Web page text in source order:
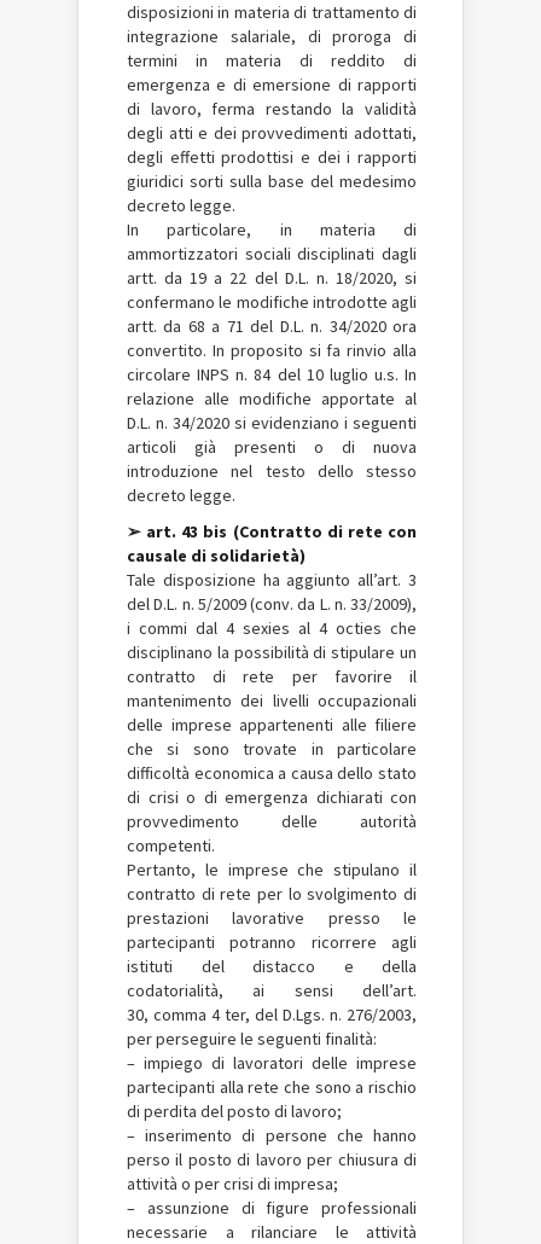
disposizioni in materia di trattamento di
integrazione salariale, di proroga di
termini in materia di reddito di
emergenza e di emersione di rapporti
di lavoro, ferma restando la validità
degli atti e dei provvedimenti adottati,
degli effetti prodottisi e dei i rapporti
giuridici sorti sulla base del medesimo
decreto legge.
In particolare, in materia di
ammortizzatori sociali disciplinati dagli
artt. da 19 a 22 del D.L. n. 18/2020, si
confermano le modifiche introdotte agli
artt. da 68 a 71 del D.L. n. 34/2020 ora
convertito. In proposito si fa rinvio alla
circolare INPS n. 84 del 10 luglio u.s. In
relazione alle modifiche apportate al
D.L. n. 34/2020 si evidenziano i seguenti
articoli già presenti o di nuova
introduzione nel testo dello stesso
decreto legge.
➢ art. 43 bis (Contratto di rete con
causale di solidarietà)
Tale disposizione ha aggiunto all’art. 3
del D.L. n. 5/2009 (conv. da L. n. 33/2009),
i commi dal 4 sexies al 4 octies che
disciplinano la possibilità di stipulare un
contratto di rete per favorire il
mantenimento dei livelli occupazionali
delle imprese appartenenti alle filiere
che si sono trovate in particolare
difficoltà economica a causa dello stato
di crisi o di emergenza dichiarati con
provvedimento delle autorità
competenti.
Pertanto, le imprese che stipulano il
contratto di rete per lo svolgimento di
prestazioni lavorative presso le
partecipanti potranno ricorrere agli
istituti del distacco e della
codatorialità, ai sensi dell’art.
30, comma 4 ter, del D.Lgs. n. 276/2003,
per perseguire le seguenti finalità:
– impiego di lavoratori delle imprese
partecipanti alla rete che sono a rischio
di perdita del posto di lavoro;
– inserimento di persone che hanno
perso il posto di lavoro per chiusura di
attività o per crisi di impresa;
– assunzione di figure professionali
necessarie a rilanciare le attività